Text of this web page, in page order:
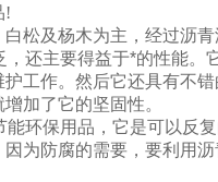
!
松及杨木为主，经过沥青
还主要得益于*的性能
工作。然后它还具有不
加了它的坚固性。
环保用品，它是可以反
为防腐的需要，要利用